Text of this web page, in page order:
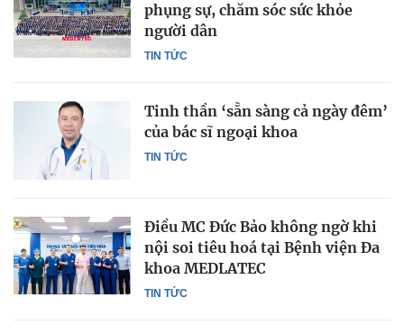
TIN TỨC
phụng sự, chăm sóc sức khỏe
người dân
TIN TỨC
Tinh thần ‘sẵn sàng cả ngày đêm’
của bác sĩ ngoại khoa
TIN TỨC
Điều MC Đức Bảo không ngờ khi
nội soi tiêu hoá tại Bệnh viện Đa
khoa MEDLATEC